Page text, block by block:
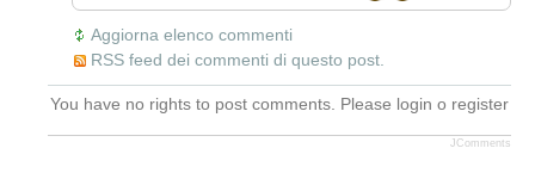
Aggiorna elenco commenti
RSS feed dei commenti di questo post.
You have no rights to post comments. Please login o register
JComments